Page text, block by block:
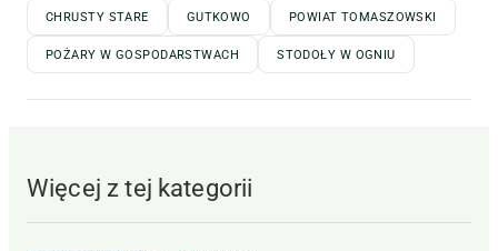
CHRUSTY STARE GUTKOWO POWIAT TOMASZOWSKI
POŻARY W GOSPODARSTWACH STODOŁY W OGNIU
Więcej z tej kategorii